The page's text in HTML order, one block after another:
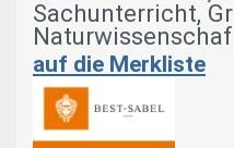
Sachunterricht,
auf die Merkliste